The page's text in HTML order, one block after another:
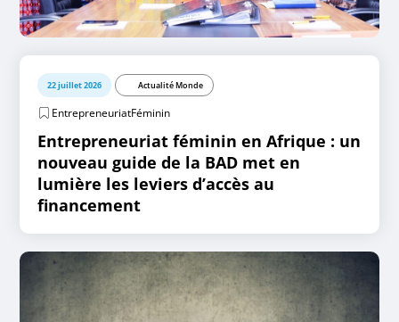
22 juillet 2026 Actualité Monde
EntrepreneuriatFéminin
Entrepreneuriat féminin en Afrique : un
nouveau guide de la BAD met en
lumière les leviers d’accès au
financement